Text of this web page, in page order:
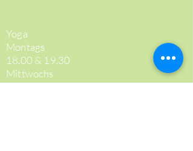
Yoga
Montags
18.00 & 19.30
Mittwochs
8.30